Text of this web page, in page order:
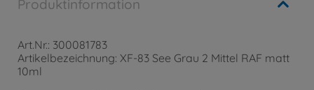
Produktinformation
Art.Nr.: 300081783
Artikelbezeichnung: XF-83 See Grau 2 Mittel RAF matt
10ml